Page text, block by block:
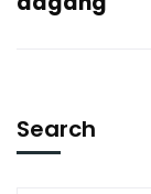
Search